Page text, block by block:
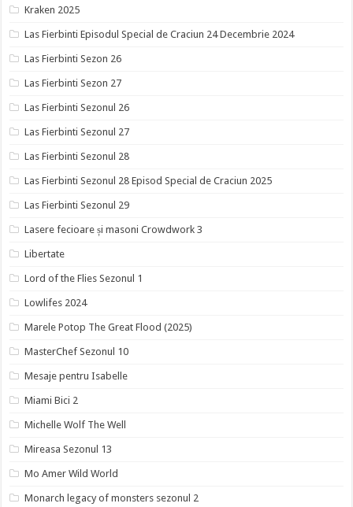
Kraken 2025
Las Fierbinti Episodul Special de Craciun 24 Decembrie 2024
Las Fierbinti Sezon 26
Las Fierbinti Sezon 27
Las Fierbinti Sezonul 26
Las Fierbinti Sezonul 27
Las Fierbinti Sezonul 28
Las Fierbinti Sezonul 28 Episod Special de Craciun 2025
Las Fierbinti Sezonul 29
Lasere fecioare și masoni Crowdwork 3
Libertate
Lord of the Flies Sezonul 1
Lowlifes 2024
Marele Potop The Great Flood (2025)
MasterChef Sezonul 10
Mesaje pentru Isabelle
Miami Bici 2
Michelle Wolf The Well
Mireasa Sezonul 13
Mo Amer Wild World
Monarch legacy of monsters sezonul 2